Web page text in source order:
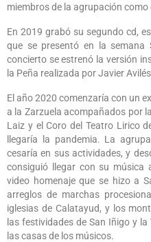
miembros de la agrupación como
En 2019 grabó su segundo cd,
que se presentó en la semana
concierto se estrenó la versión
la Peña realizada por Javier
El año 2020 comenzaría con un
a la Zarzuela acompañados por
Laiz y el Coro del Teatro Lirico
llegaría la pandemia. La
cesaría en sus actividades, y
consiguió llegar con su música
video homenaje que se hizo a
arreglos de marchas
iglesias de Calatayud, y los
las festividades de San Iñigo y
las casas de los músicos.